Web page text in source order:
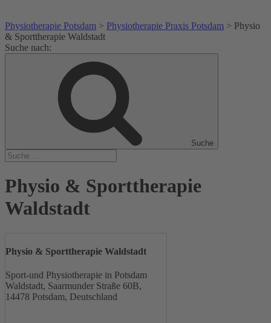
Physiotherapie Potsdam > Physiotherapie Praxis Potsdam > Physio
& Sporttherapie Waldstadt
Suche nach:
Suche
Physio & Sporttherapie
Waldstadt
Physio & Sporttherapie Waldstadt
Sport-und Physiotherapie in Potsdam
Waldstadt, Saarmunder Straße 60B,
14478 Potsdam, Deutschland